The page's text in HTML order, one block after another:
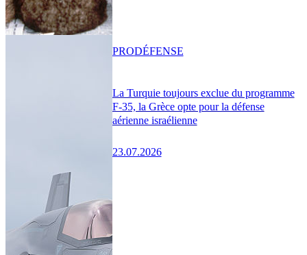
La Turquie toujours exclue du programme
F-35, la Grèce opte pour la défense
aérienne israélienne
23.07.2026
PRODÉFENSE